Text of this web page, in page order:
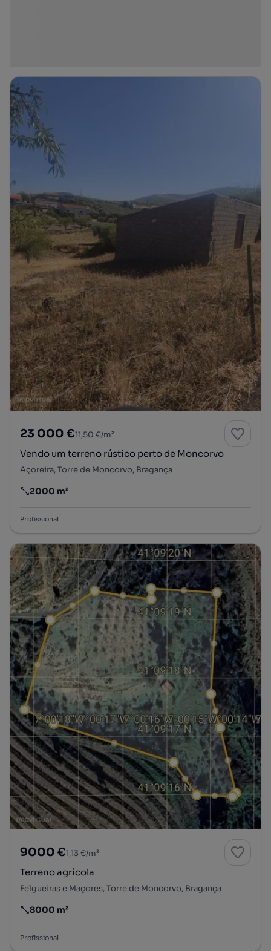
23 000 €11,50 €/m²
Vendo um terreno rústico perto de Moncorvo
Açoreira, Torre de Moncorvo, Bragança
Preço por metro quadrado
2000 m²
Profissional
9000 €1,13 €/m²
Terreno agrícola
Felgueiras e Maçores, Torre de Moncorvo, Bragança
Preço por metro quadrado
8000 m²
Profissional